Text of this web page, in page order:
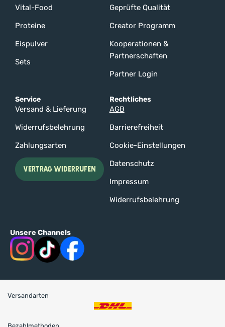
Vital-Food
Proteine
Eispulver
Sets
Geprüfte Qualität
Creator Programm
Kooperationen &
Partnerschaften
Partner Login
Service
Versand & Lieferung
Widerrufsbelehrung
Zahlungsarten
VERTRAG WIDERRUFEN
Rechtliches
AGB
Barrierefreiheit
Cookie-Einstellungen
Datenschutz
Impressum
Widerrufsbelehrung
Unsere Channels
Versandarten